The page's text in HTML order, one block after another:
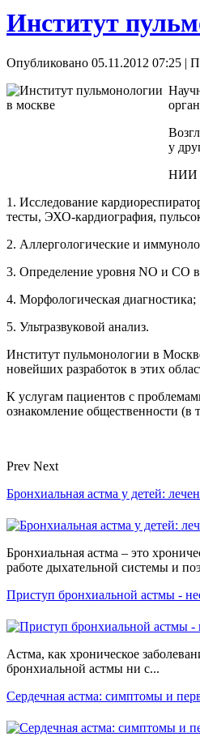
Институт
Опубликовано 05.11.2012 07:25 |
у
НИИ
1. Исследование
тесты, ЭХО-кардиография,
2. Аллергологические и
3. Определение уровня NO и СО
4. Морфологическая диагностика;
5. Ультразвуковой анализ.
Институт пульмонологии в
новейших разработок в этих
К услугам пациентов с
ознакомление общественности (в
Prev Next
Бронхиальная астма у детей:
Бронхиальная астма – это
работе дыхательной системы и
Приступ бронхиальной астмы -
Астма, как хроническое
бронхиальной астмы ни с...
Сердечная астма: симптомы и